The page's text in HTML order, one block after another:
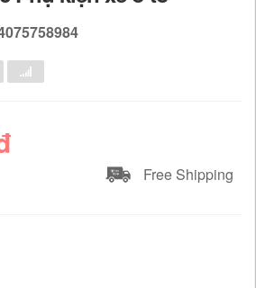
Free Shipping